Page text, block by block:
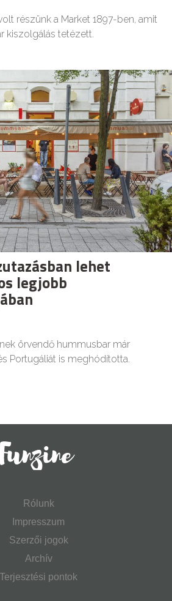
részünk a Market 1897-ben, amit
kiszolgálás tetézett.
lehet
legjobb
örvendő hummusbar már
Portugáliát is meghódította.
Rólunk
Impresszum
Szerzői jogok
Archív
Terjesztési pontok